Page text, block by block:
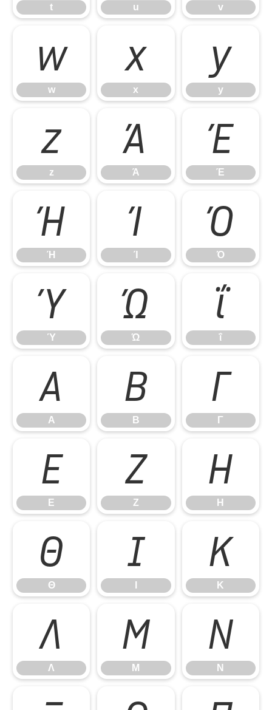
t u v
w
w
x
x
y
y
z
z
Ά
Ά
Έ
Έ
Ή
Ή
Ί
Ί
Ό
Ό
Ύ
Ύ
Ώ
Ώ
ΐ
ΐ
Α
Α
Β
Β
Γ
Γ
Ε
Ε
Ζ
Ζ
Η
Η
Θ
Θ
Ι Κ
Κ
Λ
Λ
Μ
Μ
Ν
Ν